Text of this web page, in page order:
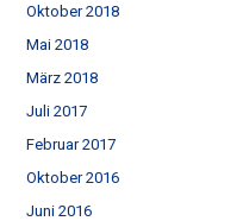
Oktober 2018
Mai 2018
März 2018
Juli 2017
Februar 2017
Oktober 2016
Juni 2016